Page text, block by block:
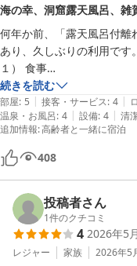
海の幸、洞窟露天風呂、雑
何年か前、「露天風呂付離
あり、久しぶりの利用です。
１）	食事
獲れたばかりの新鮮な海
夕食および朝食共、地魚
の食材を味わうことが可能
・夕食
灰干しの技法を取り入れ
焼き
・朝食
塩味がきいたホッカホ
「しらす丼」、美味しかっ
ご飯、味噌汁、シラス
続きを読む
部屋: 5 | 接客・サービス: 4 |
温泉・お風呂: 4 | 設備: 4 | 清
追加情報:高齢者と一緒に宿泊
408
投稿者さん
1件のクチコミ
4 2026年5
レジャー 家族 2026年5